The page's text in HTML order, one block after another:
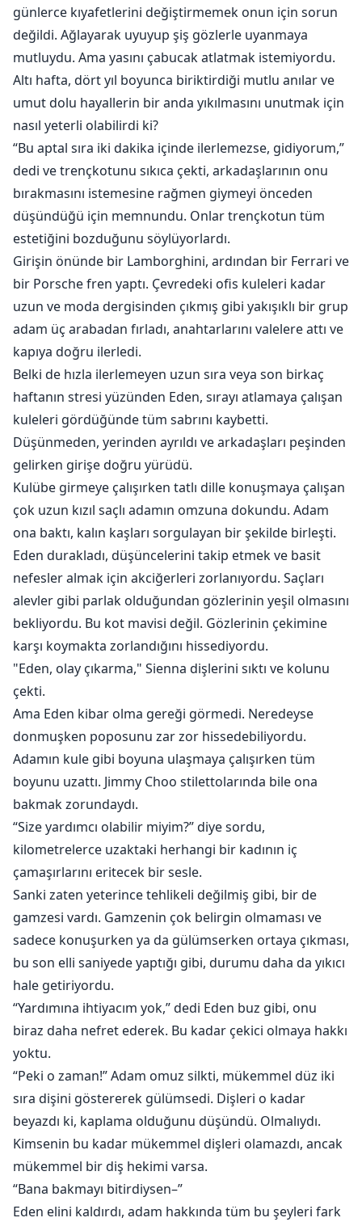
günlerce kıyafetlerini değiştirmemek onun için sorun
değildi. Ağlayarak uyuyup şiş gözlerle uyanmaya
mutluydu. Ama yasını çabucak atlatmak istemiyordu.
Altı hafta, dört yıl boyunca biriktirdiği mutlu anılar ve
umut dolu hayallerin bir anda yıkılmasını unutmak için
nasıl yeterli olabilirdi ki?
“Bu aptal sıra iki dakika içinde ilerlemezse, gidiyorum,”
dedi ve trençkotunu sıkıca çekti, arkadaşlarının onu
bırakmasını istemesine rağmen giymeyi önceden
düşündüğü için memnundu. Onlar trençkotun tüm
estetiğini bozduğunu söylüyorlardı.
Girişin önünde bir Lamborghini, ardından bir Ferrari ve
bir Porsche fren yaptı. Çevredeki ofis kuleleri kadar
uzun ve moda dergisinden çıkmış gibi yakışıklı bir grup
adam üç arabadan fırladı, anahtarlarını valelere attı ve
kapıya doğru ilerledi.
Belki de hızla ilerlemeyen uzun sıra veya son birkaç
haftanın stresi yüzünden Eden, sırayı atlamaya çalışan
kuleleri gördüğünde tüm sabrını kaybetti.
Düşünmeden, yerinden ayrıldı ve arkadaşları peşinden
gelirken girişe doğru yürüdü.
Kulübe girmeye çalışırken tatlı dille konuşmaya çalışan
çok uzun kızıl saçlı adamın omzuna dokundu. Adam
ona baktı, kalın kaşları sorgulayan bir şekilde birleşti.
Eden durakladı, düşüncelerini takip etmek ve basit
nefesler almak için akciğerleri zorlanıyordu. Saçları
alevler gibi parlak olduğundan gözlerinin yeşil olmasını
bekliyordu. Bu kot mavisi değil. Gözlerinin çekimine
karşı koymakta zorlandığını hissediyordu.
"Eden, olay çıkarma," Sienna dişlerini sıktı ve kolunu
çekti.
Ama Eden kibar olma gereği görmedi. Neredeyse
donmuşken poposunu zar zor hissedebiliyordu.
Adamın kule gibi boyuna ulaşmaya çalışırken tüm
boyunu uzattı. Jimmy Choo stilettolarında bile ona
bakmak zorundaydı.
“Size yardımcı olabilir miyim?” diye sordu,
kilometrelerce uzaktaki herhangi bir kadının iç
çamaşırlarını eritecek bir sesle.
Sanki zaten yeterince tehlikeli değilmiş gibi, bir de
gamzesi vardı. Gamzenin çok belirgin olmaması ve
sadece konuşurken ya da gülümserken ortaya çıkması,
bu son elli saniyede yaptığı gibi, durumu daha da yıkıcı
hale getiriyordu.
“Yardımına ihtiyacım yok,” dedi Eden buz gibi, onu
biraz daha nefret ederek. Bu kadar çekici olmaya hakkı
yoktu.
“Peki o zaman!” Adam omuz silkti, mükemmel düz iki
sıra dişini göstererek gülümsedi. Dişleri o kadar
beyazdı ki, kaplama olduğunu düşündü. Olmalıydı.
Kimsenin bu kadar mükemmel dişleri olamazdı, ancak
mükemmel bir diş hekimi varsa.
“Bana bakmayı bitirdiysen–”
Eden elini kaldırdı, adam hakkında tüm bu şeyleri fark